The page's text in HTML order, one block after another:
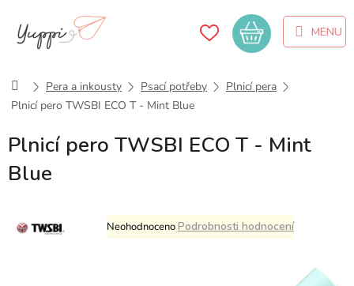
obsah
Nákupní
košík
DomůPera a inkousty Psací potřeby
Plnicí pera
Plnicí pero TWSBI ECO T - Mint Blue
Plnicí pero TWSBI ECO T - Mint
Blue
Průměrné
hodnocení
NeohodnocenoPodrobnosti hodnocení